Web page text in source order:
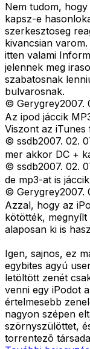
Nem tudom,
kapsz-e
szerkesztoseg
kivancsian
itten valami
jelennek meg
szabatosnak
bulvarosnak.
© Gerygrey2007.
Az ipod jáccik
Viszont az iTunes
© ssdb2007. 02.
mer akkor DC +
© ssdb2007. 02.
de mp3-at is
© Gerygrey2007.
Azzal, hogy az
kötötték, megnyílt
alaposan ki is
Igen, sajnos, ez
egybites agyú
letöltött zenét
venni egy iPodot
értelmesebb
nagyon szépen
szörnyszülöttet,
torrentezõ